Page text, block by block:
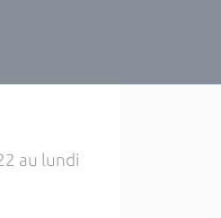
au lundi